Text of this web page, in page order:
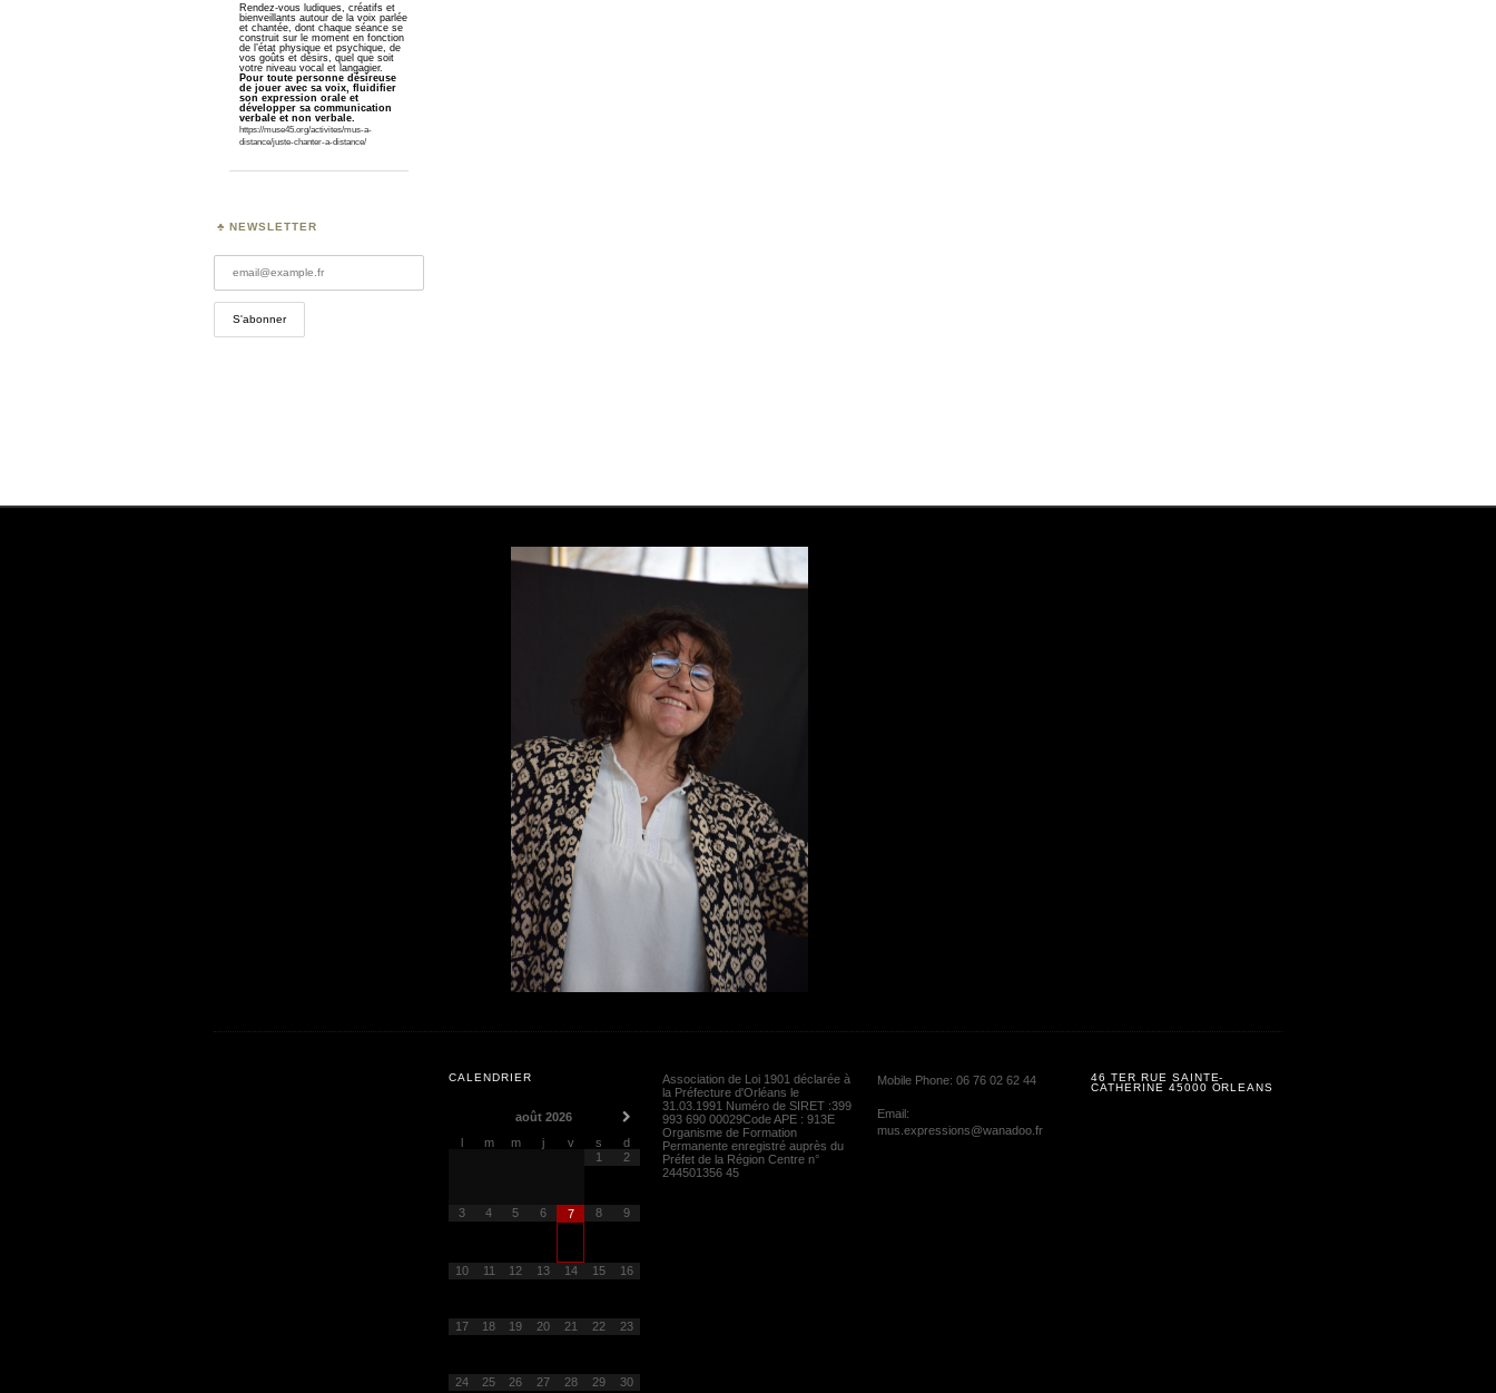
Rendez-vous ludiques, créatifs et
bienveillants autour de la voix parlée
et chantée, dont chaque séance se
construit sur le moment en fonction
de l’état physique et psychique, de
vos goûts et désirs, quel que soit
votre niveau vocal et langagier.
Pour toute personne désireuse
de jouer avec sa voix, fluidifier
son expression orale et
développer sa communication
verbale et non verbale.
https://muse45.org/activites/mus-a-
distance/juste-chanter-a-distance/
NEWSLETTER
CALENDRIER
août 2026
l
m m j v s
d
1
2
3 4 5 6 7 8 9
10 11 12 13 14 15 16
17 18 19 20 21 22 23
24 25 26 27 28 29 30
Association de Loi 1901 déclarée à
la Préfecture d'Orléans le
31.03.1991 Numéro de SIRET :399
993 690 00029Code APE : 913E
Organisme de Formation
Permanente enregistré auprès du
Préfet de la Région Centre n°
244501356 45
Mobile Phone: 06 76 02 62 44
Email:
mus.expressions@wanadoo.fr
46 TER RUE SAINTE-
CATHERINE 45000 ORLEANS